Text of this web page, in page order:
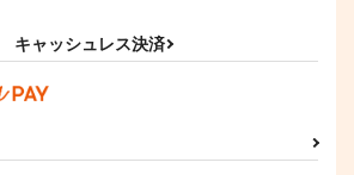
475号室
キャッシュレス決済